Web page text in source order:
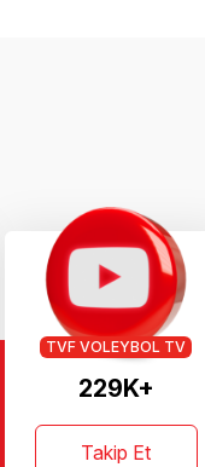
229K+
TVF VOLEYBOL TV
Takip Et